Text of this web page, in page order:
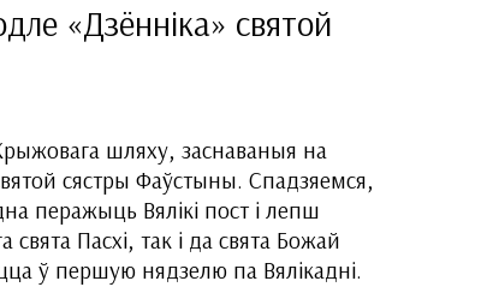
«Дзённіка» святой
шляху, заснаваныя на
сястры Фаўстыны. Спадзяемся,
перажыць Вялікі пост і лепш
Пасхі, так і да свята Божай
ў першую нядзелю па Вялікадні.